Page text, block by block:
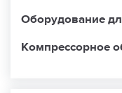
Оборудование
Компрессорное